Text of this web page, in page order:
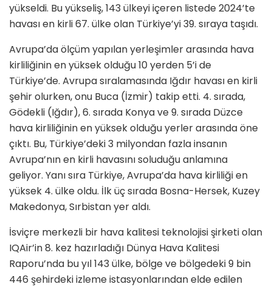
yükseldi. Bu yükseliş, 143 ülkeyi içeren listede 2024’te
havası en kirli 67. ülke olan Türkiye’yi 39. sıraya taşıdı.
Avrupa’da ölçüm yapılan yerleşimler arasında hava
kirliliğinin en yüksek olduğu 10 yerden 5’i de
Türkiye’de. Avrupa sıralamasında Iğdır havası en kirli
şehir olurken, onu Buca (İzmir) takip etti. 4. sırada,
Gödekli (Iğdır), 6. sırada Konya ve 9. sırada Düzce
hava kirliliğinin en yüksek olduğu yerler arasında öne
çıktı. Bu, Türkiye’deki 3 milyondan fazla insanın
Avrupa’nın en kirli havasını soluduğu anlamına
geliyor. Yanı sıra Türkiye, Avrupa’da hava kirliliği en
yüksek 4. ülke oldu. İlk üç sırada Bosna-Hersek, Kuzey
Makedonya, Sırbistan yer aldı.
İsviçre merkezli bir hava kalitesi teknolojisi şirketi olan
IQAir’in 8. kez hazırladığı Dünya Hava Kalitesi
Raporu’nda bu yıl 143 ülke, bölge ve bölgedeki 9 bin
446 şehirdeki izleme istasyonlarından elde edilen